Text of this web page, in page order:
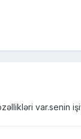
var.senin